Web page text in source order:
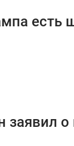
есть
о